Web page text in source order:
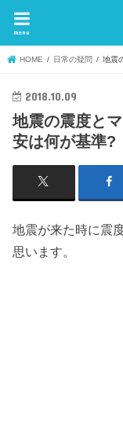
menu
HOME 日常の疑問 地震
2018.10.09
地震の震度と
安は何が基準?
地震が来た時に震
思います。